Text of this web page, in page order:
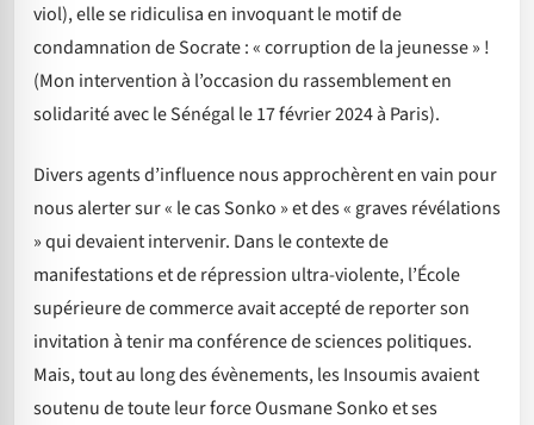
viol), elle se ridiculisa en invoquant le motif de
condamnation de Socrate : « corruption de la jeunesse » !
(Mon intervention à l’occasion du rassemblement en
solidarité avec le Sénégal le 17 février 2024 à Paris).
Divers agents d’influence nous approchèrent en vain pour
nous alerter sur « le cas Sonko » et des « graves révélations
» qui devaient intervenir. Dans le contexte de
manifestations et de répression ultra-violente, l’École
supérieure de commerce avait accepté de reporter son
invitation à tenir ma conférence de sciences politiques.
Mais, tout au long des évènements, les Insoumis avaient
soutenu de toute leur force Ousmane Sonko et ses